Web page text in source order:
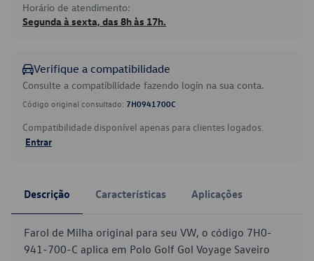
Horário de atendimento:
Segunda à sexta, das 8h às 17h.
Verifique a compatibilidade
Consulte a compatibilidade fazendo login na sua conta.
Código original consultado: 7H0941700C
Compatibilidade disponível apenas para clientes logados.
Entrar
Descrição Características Aplicações
Farol de Milha original para seu VW, o código 7H0-
941-700-C aplica em Polo Golf Gol Voyage Saveiro